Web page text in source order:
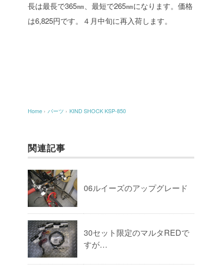
長は最長で365㎜、最短で265㎜になります。価格
は6,825円です。４月中旬に再入荷します。
Home › パーツ › KIND SHOCK KSP-850
関連記事
06ルイーズのアップグレード
30セット限定のマルタREDで
すが…